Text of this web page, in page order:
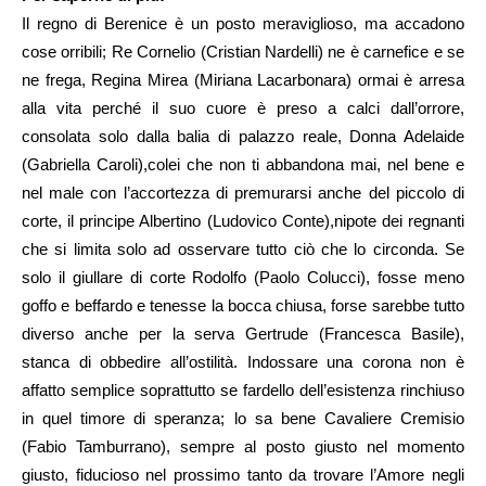
Il regno di Berenice è un posto meraviglioso, ma accadono
cose orribili; Re Cornelio (Cristian Nardelli) ne è carnefice e se
ne frega, Regina Mirea (Miriana Lacarbonara) ormai è arresa
alla vita perché il suo cuore è preso a calci dall’orrore,
consolata solo dalla balia di palazzo reale, Donna Adelaide
(Gabriella Caroli),colei che non ti abbandona mai, nel bene e
nel male con l’accortezza di premurarsi anche del piccolo di
corte, il principe Albertino (Ludovico Conte),nipote dei regnanti
che si limita solo ad osservare tutto ciò che lo circonda. Se
solo il giullare di corte Rodolfo (Paolo Colucci), fosse meno
goffo e beffardo e tenesse la bocca chiusa, forse sarebbe tutto
diverso anche per la serva Gertrude (Francesca Basile),
stanca di obbedire all’ostilità. Indossare una corona non è
affatto semplice soprattutto se fardello dell’esistenza rinchiuso
in quel timore di speranza; lo sa bene Cavaliere Cremisio
(Fabio Tamburrano), sempre al posto giusto nel momento
giusto, fiducioso nel prossimo tanto da trovare l’Amore negli